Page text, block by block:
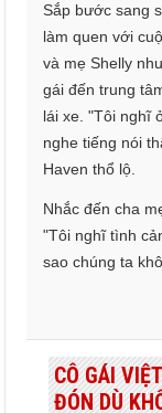
Sắp bước sang
làm quen với
và mẹ Shelly
gái đến trung
lái xe. "Tôi nghĩ
nghe tiếng nói
Haven thổ lộ.
Nhắc đến cha
"Tôi nghĩ tình
sao chúng ta
CÔ GÁI
ĐÓN DÙ